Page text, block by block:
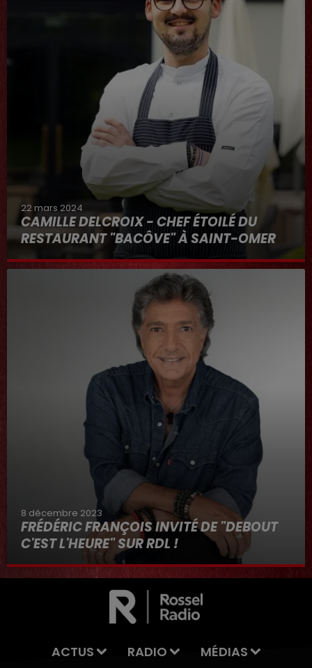
22 mars 2024
CAMILLE DELCROIX - CHEF ÉTOILÉ DU
RESTAURANT "BACÔVE" À SAINT-OMER
Au micro d'Hervé dans "RDL ET VOUS"
8 décembre 2023
FRÉDÉRIC FRANÇOIS INVITÉ DE "DEBOUT
C'EST L'HEURE" SUR RDL !
8 décembre 2023
ACTUS RADIO MÉDIAS